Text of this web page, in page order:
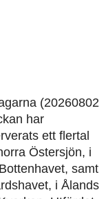
(20260802
har
ett flertal
Östersjön, i
samt
i Ålands